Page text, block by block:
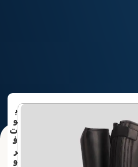
الرئيسية منتجات الفارسب
و
ت
ف
ر
و